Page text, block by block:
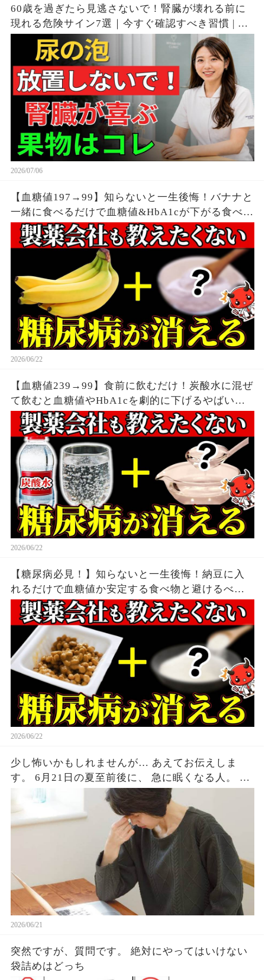
60歳を過ぎたら見逃さないで！腎臓が壊れる前に
現れる危険サイン7選｜今すぐ確認すべき習慣 | シ
ニア向け
2026/07/06
【血糖値197→99】知らないと一生後悔！バナナと
一緒に食べるだけで血糖値&HbA1cが下がる食べ物
6選【糖尿病・高齢者・血糖値・HbA1c】
2026/06/22
【血糖値239→99】食前に飲むだけ！炭酸水に混ぜ
て飲むと血糖値やHbA1cを劇的に下げるやばい食
べ物7選【糖尿病・高齢者・血糖値・HbA1c】
2026/06/22
【糖尿病必見！】知らないと一生後悔！納豆に入
れるだけで血糖値か安定する食べ物と避けるべき
食べ方【糖尿病・高齢者・血糖値】
2026/06/22
少し怖いかもしれませんが… あえてお伝えしま
す。 6月21日の夏至前後に、 急に眠くなる人。 な
ぜか体が重い人。 気持ちが不安定になる人。 実は
少なくないはずです。 最近ずっとだるい。寝ても
寝ても眠い。 理由はないのに気分が沈む。 これに
はちゃんとした理由があって、
2026/06/21
突然ですが、質問です。 絶対にやってはいけない
袋詰めはどっち